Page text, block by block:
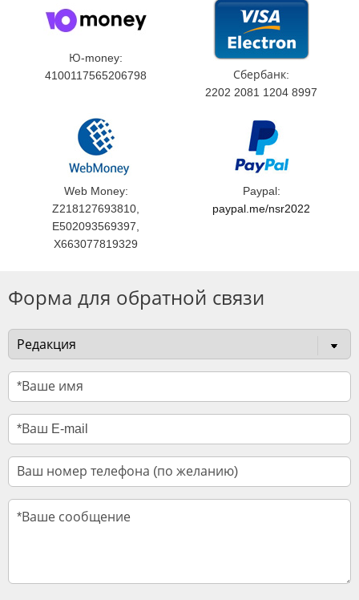
Ю-money:
4100117565206798
Сбербанк:
2202 2081 1204 8997
Web Money:
Z218127693810,
E502093569397,
X663077819329
Paypal:
paypal.me/nsr2022
Форма для обратной связи